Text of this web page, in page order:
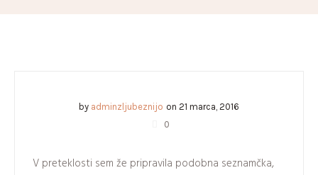
by adminzljubeznijo on 21 marca, 2016
0
V preteklosti sem že pripravila podobna seznamčka,